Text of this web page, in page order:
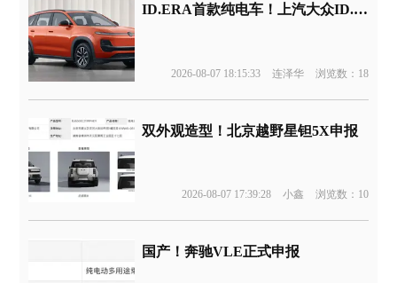
ID.ERA首款纯电车！上汽大众ID.ERA 5X申报
2026-08-07 18:15:33 连泽华 浏览数：18
双外观造型！北京越野星钽5X申报
2026-08-07 17:39:28 小鑫 浏览数：10
国产！奔驰VLE正式申报